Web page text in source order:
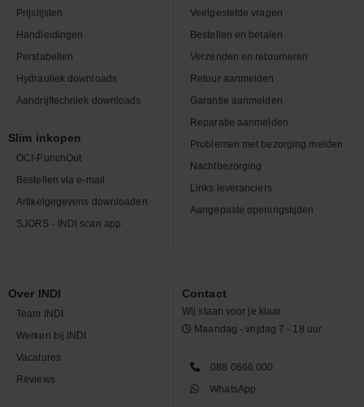
Prijslijsten
Handleidingen
Perstabellen
Hydrauliek downloads
Aandrijftechniek downloads
Slim inkopen
OCI-PunchOut
Bestellen via e-mail
Artikelgegevens downloaden
SJORS - INDI scan app
Veelgestelde vragen
Bestellen en betalen
Verzenden en retourneren
Retour aanmelden
Garantie aanmelden
Reparatie aanmelden
Problemen met bezorging melden
Nachtbezorging
Links leveranciers
Aangepaste openingstijden
Over INDI
Team INDI
Werken bij INDI
Vacatures
Reviews
Contact
Wij staan voor je klaar.
Maandag - vrijdag 7 - 18 uur
088 0666 000
WhatsApp